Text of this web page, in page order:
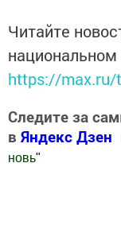
Читайте
https://max.ru/
Следите за
в Яндекс Дзен
новь"